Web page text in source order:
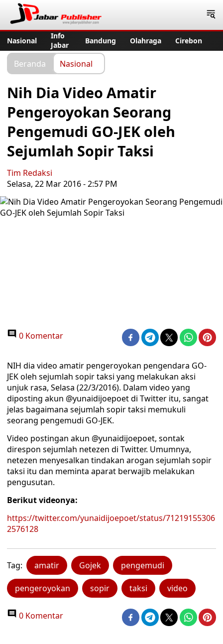
Nasional
Info
Jabar
Bandung Olahraga Cirebon
Beranda Nasional
Nih Dia Video Amatir
Pengeroyokan Seorang
Pengemudi GO-JEK oleh
Sejumlah Sopir Taksi
Tim Redaksi
Selasa, 22 Mar 2016 - 2:57 PM
0 Komentar
NIH dia video amatir pengeroyokan pengendara GO-
JEK oleh sejumlah sopir taksi yang melakukan aksi
unjuk rasa, Selasa (22/3/2016). Dalam video yang
diposting akun @yunaidijoepoet di Twitter itu, sangat
jelas bagaimana sejumlah sopir taksi memukuli
seorang pengemudi GO-JEK.
Video postingan akun @yunaidijoepoet, sontak
direspon sejumlah netezen di Twitter. Umumnya,
netezen menyesalkan tindakan arogan sejumlah sopir
taksi itu dan meminta aparat berwajib melakukan
pengusutan.
Berikut videonya:
https://twitter.com/yunaidijoepoet/status/71219155306
2576128
Tag: amatir Gojek pengemudi
pengeroyokan sopir taksi video
0 Komentar